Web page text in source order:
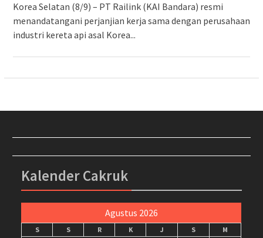
Korea Selatan (8/9) – PT Railink (KAI Bandara) resmi
menandatangani perjanjian kerja sama dengan perusahaan
industri kereta api asal Korea...
Kalender Cakruk
Agustus 2026
S S R K J S
M